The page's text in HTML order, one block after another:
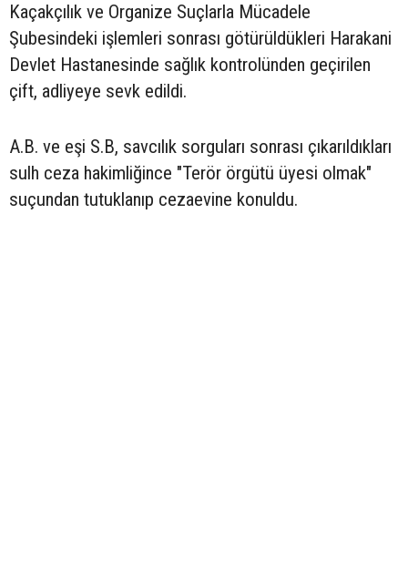
Kaçakçılık ve Organize Suçlarla Mücadele
Şubesindeki işlemleri sonrası götürüldükleri Harakani
Devlet Hastanesinde sağlık kontrolünden geçirilen
çift, adliyeye sevk edildi.
A.B. ve eşi S.B, savcılık sorguları sonrası çıkarıldıkları
sulh ceza hakimliğince "Terör örgütü üyesi olmak"
suçundan tutuklanıp cezaevine konuldu.